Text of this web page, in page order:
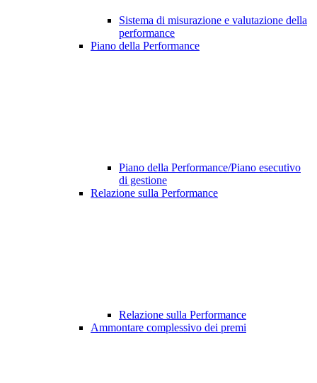
Sistema di misurazione e valutazione della
performance
Piano della Performance
Piano della Performance/Piano esecutivo
di gestione
Relazione sulla Performance
Relazione sulla Performance
Ammontare complessivo dei premi